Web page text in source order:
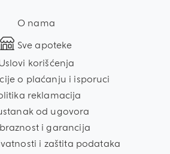
O nama
Sve apoteke
korišćenja
o plaćanju i isporuci
reklamacija
od ugovora
i garancija
i zaštita podataka